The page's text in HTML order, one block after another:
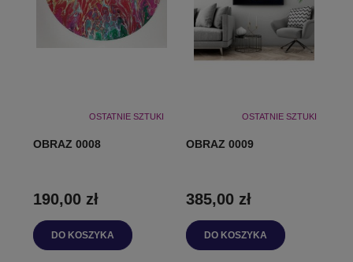
OSTATNIE SZTUKI
OBRAZ 0008
190,00 zł
DO KOSZYKA
OSTATNIE SZTUKI
OBRAZ 0009
385,00 zł
DO KOSZYKA